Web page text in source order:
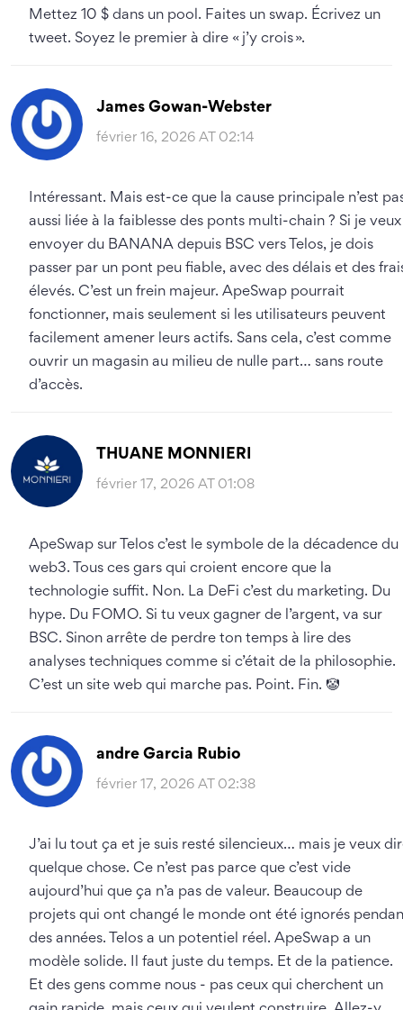
Mettez 10 $ dans un pool. Faites un swap. Écrivez un
tweet. Soyez le premier à dire « j’y crois ».
James Gowan-Webster
février 16, 2026 AT 02:14
Intéressant. Mais est-ce que la cause principale n’est
aussi liée à la faiblesse des ponts multi-chain ? Si je veux
envoyer du BANANA depuis BSC vers Telos, je dois
passer par un pont peu fiable, avec des délais et des
élevés. C’est un frein majeur. ApeSwap pourrait
fonctionner, mais seulement si les utilisateurs peuvent
facilement amener leurs actifs. Sans cela, c’est comme
ouvrir un magasin au milieu de nulle part… sans route
d’accès.
THUANE MONNIERI
février 17, 2026 AT 01:08
ApeSwap sur Telos c’est le symbole de la décadence du
web3. Tous ces gars qui croient encore que la
technologie suffit. Non. La DeFi c’est du marketing. Du
hype. Du FOMO. Si tu veux gagner de l’argent, va sur
BSC. Sinon arrête de perdre ton temps à lire des
analyses techniques comme si c’était de la philosophie.
C’est un site web qui marche pas. Point. Fin. 🤡
andre Garcia Rubio
février 17, 2026 AT 02:38
J’ai lu tout ça et je suis resté silencieux… mais je veux
quelque chose. Ce n’est pas parce que c’est vide
aujourd’hui que ça n’a pas de valeur. Beaucoup de
projets qui ont changé le monde ont été ignorés
des années. Telos a un potentiel réel. ApeSwap a un
modèle solide. Il faut juste du temps. Et de la patience.
Et des gens comme nous - pas ceux qui cherchent un